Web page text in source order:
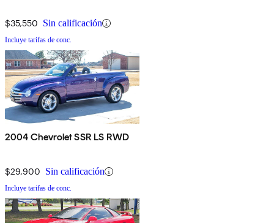
$35,550 Sin calificación
Incluye tarifas de conc.
2004 Chevrolet SSR LS RWD
$29,900 Sin calificación
Incluye tarifas de conc.